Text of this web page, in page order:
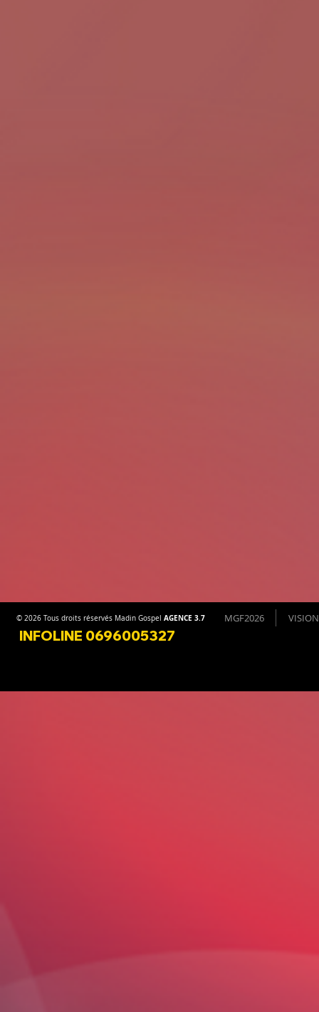
INFOLINE 0696005327
© 2026 Tous droits réservés Madin Gospel AGENCE 3.7 MGF2026 VISION